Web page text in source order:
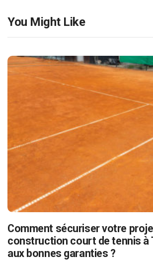
You Might Like
Comment sécuriser votre
construction court de tennis à
aux bonnes garanties ?